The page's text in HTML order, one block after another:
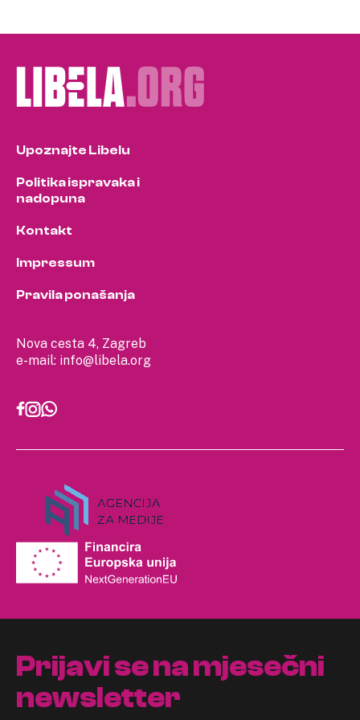
Nova cesta 4, Zagreb
e-mail: info@libela.org
Upoznajte Libelu
Politika ispravaka i
nadopuna
Kontakt
Impressum
Pravila ponašanja
Prijavi se na mjesečni
newsletter